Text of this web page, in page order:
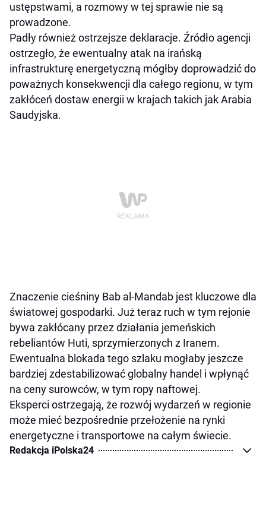
ustępstwami, a rozmowy w tej sprawie nie są
prowadzone.
Padły również ostrzejsze deklaracje. Źródło agencji
ostrzegło, że ewentualny atak na irańską
infrastrukturę energetyczną mógłby doprowadzić do
poważnych konsekwencji dla całego regionu, w tym
zakłóceń dostaw energii w krajach takich jak Arabia
Saudyjska.
Znaczenie cieśniny Bab al-Mandab jest kluczowe dla
światowej gospodarki. Już teraz ruch w tym rejonie
bywa zakłócany przez działania jemeńskich
rebeliantów Huti, sprzymierzonych z Iranem.
Ewentualna blokada tego szlaku mogłaby jeszcze
bardziej zdestabilizować globalny handel i wpłynąć
na ceny surowców, w tym ropy naftowej.
Eksperci ostrzegają, że rozwój wydarzeń w regionie
może mieć bezpośrednie przełożenie na rynki
energetyczne i transportowe na całym świecie.
Redakcja iPolska24